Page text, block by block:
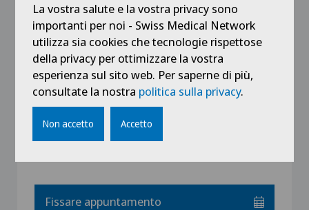
Swiss Visio
Dr. med. Sleiman Abou-Ltaif
Specializzazione
Oftalmologia (oculistica)
Fissare appuntamento
La vostra salute e la vostra privacy sono
importanti per noi - Swiss Medical Network
utilizza sia cookies che tecnologie rispettose
della privacy per ottimizzare la vostra
esperienza sul sito web. Per saperne di più,
consultate la nostra politica sulla privacy.
Non accetto Accetto